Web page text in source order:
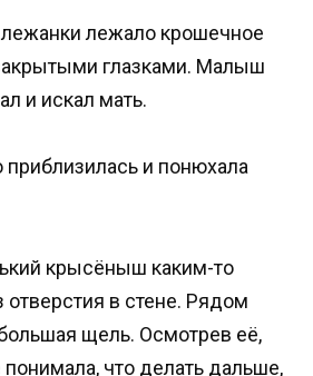
лежало крошечное
глазками. Малыш
и искал мать.
и понюхала
крысёныш каким-то
в стене. Рядом
щель. Осмотрев её,
что делать дальше,